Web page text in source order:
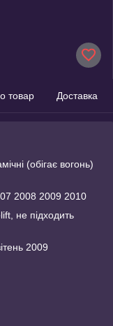
товар Доставка
(обігає вогонь)
2008 2009 2010
не підходить
2009